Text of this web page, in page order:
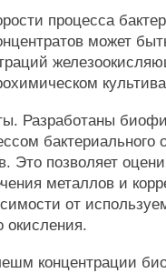
процесса
может
Разработаны
бактериального
Это позволяет
металлов и
от
окисления.
концентрации